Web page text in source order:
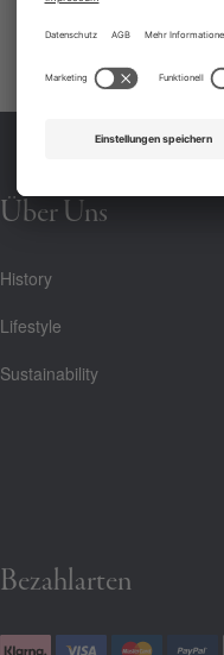
Über Uns
History
Lifestyle
Sustainability
Bezahlarten